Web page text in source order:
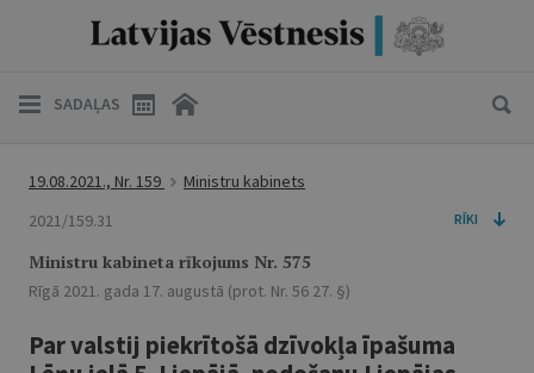
SADAĻAS
19.08.2021., Nr. 159
Ministru kabinets
2021/159.31
RĪKI
Ministru kabineta rīkojums Nr. 575
Rīgā 2021. gada 17. augustā (prot. Nr. 56 27. §)
Par valstij piekrītošā dzīvokļa īpašuma